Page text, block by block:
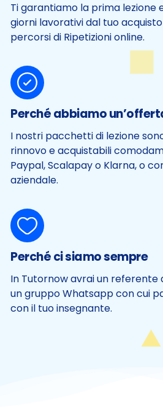
Ti garantiamo la prima lezione
giorni lavorativi dal tuo
percorsi di Ripetizioni online.
Perché abbiamo
I nostri pacchetti di lezione
rinnovo e acquistabili
Paypal, Scalapay o Klarna, o
aziendale.
Perché ci siamo sempre
In Tutornow avrai un
un gruppo Whatsapp con cui
con il tuo insegnante.